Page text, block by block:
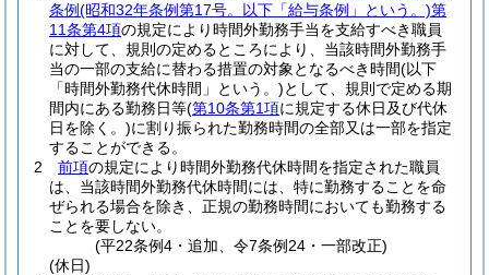
条例(昭和32年条例第17号。以下「給与条例」という。)第
11条第4項の規定により時間外勤務手当を支給すべき職員
に対して、規則の定めるところにより、当該時間外勤務手
当の一部の支給に替わる措置の対象となるべき時間(以下
「時間外勤務代休時間」という。)として、規則で定める期
間内にある勤務日等(第10条第1項に規定する休日及び代休
日を除く。)に割り振られた勤務時間の全部又は一部を指定
することができる。
2
前項の規定により時間外勤務代休時間を指定された職員
は、当該時間外勤務代休時間には、特に勤務することを命
ぜられる場合を除き、正規の勤務時間においても勤務する
ことを要しない。
(平22条例4・追加、令7条例24・一部改正)
(休日)